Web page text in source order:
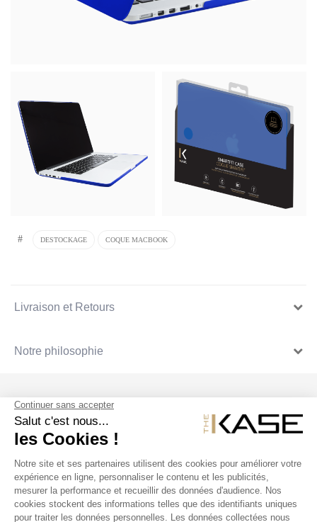
# DESTOCKAGE COQUE MACBOOK
Livraison et Retours
Notre philosophie
NOS PRODUITS